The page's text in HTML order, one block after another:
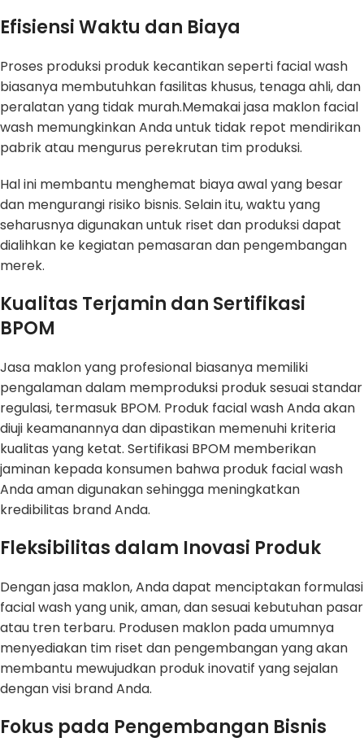
Efisiensi Waktu dan Biaya
Proses produksi produk kecantikan seperti facial wash
biasanya membutuhkan fasilitas khusus, tenaga ahli, dan
peralatan yang tidak murah.Memakai jasa maklon facial
wash memungkinkan Anda untuk tidak repot mendirikan
pabrik atau mengurus perekrutan tim produksi.
Hal ini membantu menghemat biaya awal yang besar
dan mengurangi risiko bisnis. Selain itu, waktu yang
seharusnya digunakan untuk riset dan produksi dapat
dialihkan ke kegiatan pemasaran dan pengembangan
merek.
Kualitas Terjamin dan Sertifikasi
BPOM
Jasa maklon yang profesional biasanya memiliki
pengalaman dalam memproduksi produk sesuai standar
regulasi, termasuk BPOM. Produk facial wash Anda akan
diuji keamanannya dan dipastikan memenuhi kriteria
kualitas yang ketat. Sertifikasi BPOM memberikan
jaminan kepada konsumen bahwa produk facial wash
Anda aman digunakan sehingga meningkatkan
kredibilitas brand Anda.
Fleksibilitas dalam Inovasi Produk
Dengan jasa maklon, Anda dapat menciptakan formulasi
facial wash yang unik, aman, dan sesuai kebutuhan pasar
atau tren terbaru. Produsen maklon pada umumnya
menyediakan tim riset dan pengembangan yang akan
membantu mewujudkan produk inovatif yang sejalan
dengan visi brand Anda.
Fokus pada Pengembangan Bisnis